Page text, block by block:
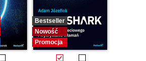
Bestseller
Nowość
Promocja